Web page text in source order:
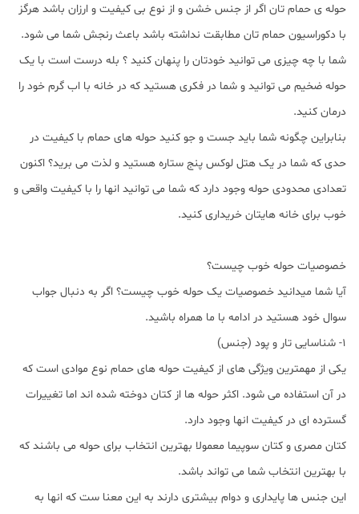
حوله ی حمام تان اگر از جنس خشن و از نوع بی کیفیت و ارزان باشد هرگز
با دکوراسیون حمام تان مطابقت نداشته باشد باعث رنجش شما می شود.
شما با چه چیزی می توانید خودتان را پنهان کنید ؟ بله درست است با یک
حوله ضخیم می توانید و شما در فکری هستید که در خانه با اب گرم خود را
درمان کنید.
بنابراین چگونه شما باید جست و جو کنید حوله های حمام با کیفیت در
حدی که شما در یک هتل لوکس پنج ستاره هستید و لذت می برید؟ اکنون
تعدادی محدودی حوله وجود دارد که شما می توانید انها را با کیفیت واقعی و
خوب برای خانه هایتان خریداری کنید.
خصوصیات حوله خوب چیست؟
آیا شما میدانید خصوصیات یک حوله خوب چیست؟ اگر به دنبال جواب
سوال خود هستید در ادامه با ما همراه باشید.
1- شناسایی تار و پود (جنس)
یکی از مهمترین ویژگی های از کیفیت حوله های حمام نوع موادی است که
در آن استفاده می شود. اکثر حوله ها از کتان دوخته شده اند اما تغییرات
گسترده ای در کیفیت انها وجود دارد.
کتان مصری و کتان سوپیما معمولا بهترین انتخاب برای حوله می باشند که
با بهترین انتخاب شما می تواند باشد.
این جنس ها پایداری و دوام بیشتری دارند به این معنا ست که انها به